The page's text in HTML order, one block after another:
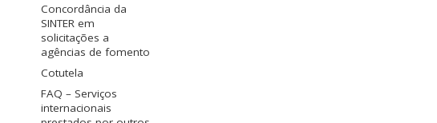
Concordância da
SINTER em
solicitações a
agências de fomento
Cotutela
FAQ – Serviços
internacionais